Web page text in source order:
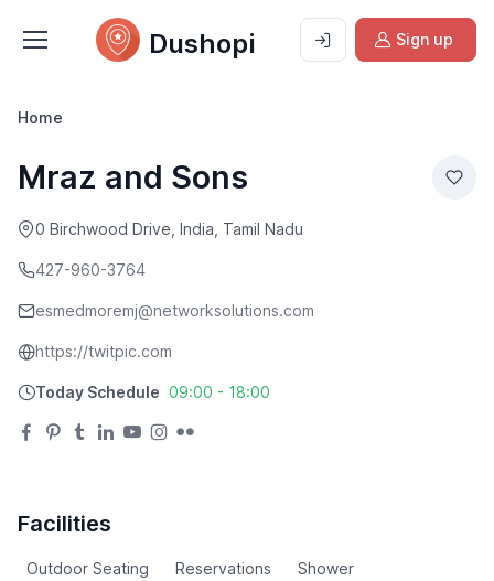
Dushopi Sign up
Home
Mraz and Sons
0 Birchwood Drive, India, Tamil Nadu
427-960-3764
esmedmoremj@networksolutions.com
https://twitpic.com
Today Schedule 09:00 - 18:00
Facilities
Outdoor Seating Reservations
Shower